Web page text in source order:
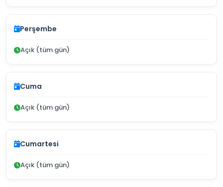
Perşembe
Açık (tüm gün)
Cuma
Açık (tüm gün)
Cumartesi
Açık (tüm gün)